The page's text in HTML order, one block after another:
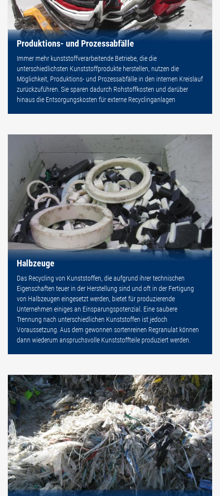
Produktions- und Prozessabfälle
Immer mehr kunststoffverarbeitende Betriebe, die die
unterschiedlichsten Kunststoffprodukte herstellen, nutzen die
Möglichkeit, Produktions- und Prozessabfälle in den internen Kreislauf
zurückzuführen. Sie sparen dadurch Rohstoffkosten und darüber
hinaus die Entsorgungskosten für externe Recyclinganlagen
Halbzeuge
Das Recycling von Kunststoffen, die aufgrund ihrer technischen
Eigenschaften teuer in der Herstellung sind und oft in der Fertigung
von Halbzeugen eingesetzt werden, bietet für produzierende
Unternehmen einiges an Einsparungspotenzial. Eine saubere
Trennung nach unterschiedlichen Kunststoffen ist jedoch
Voraussetzung. Aus dem gewonnen sortenreinen Regranulat können
dann wiederum anspruchsvolle Kunststoffteile produziert werden.